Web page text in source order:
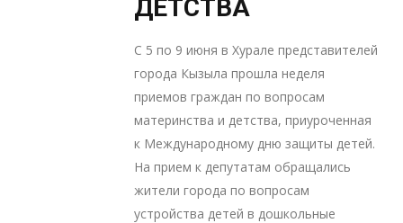
ДЕТСТВА
С 5 по 9 июня в Хурале представителей
города Кызыла прошла неделя
приемов граждан по вопросам
материнства и детства, приуроченная
к Международному дню защиты детей.
На прием к депутатам обращались
жители города по вопросам
устройства детей в дошкольные